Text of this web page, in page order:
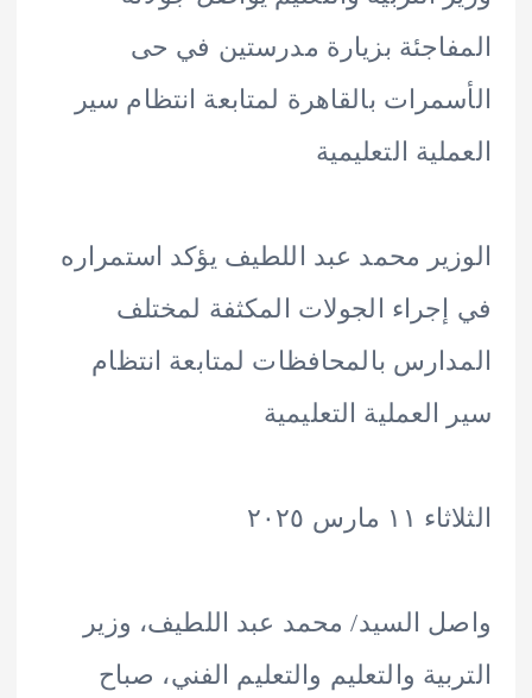
بزيارة مدرستين في حى
بالقاهرة لمتابعة انتظام سير
التعليمية
محمد عبد اللطيف يؤكد استمراره
الجولات المكثفة لمختلف
بالمحافظات لمتابعة انتظام
التعليمية
السيد/ محمد عبد اللطيف، وزير
والتعليم والتعليم الفني، صباح